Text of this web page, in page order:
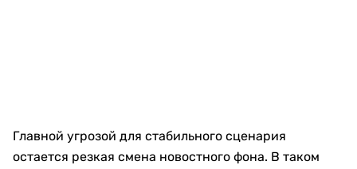
Главной угрозой для стабильного сценария
остается резкая смена новостного фона. В таком